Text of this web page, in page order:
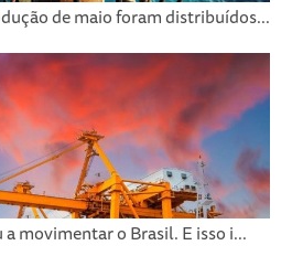
de maio foram distribuídos...
movimentar o Brasil. E isso i...